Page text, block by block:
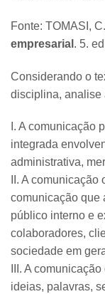
Fonte: TOMASI,
empresarial . 5.
Considerando o
disciplina, analise
I. A comunicação
integrada
administrativa,
II. A
comunicação que
público interno e
colaboradores,
sociedade em
III. A
ideias, palavras,